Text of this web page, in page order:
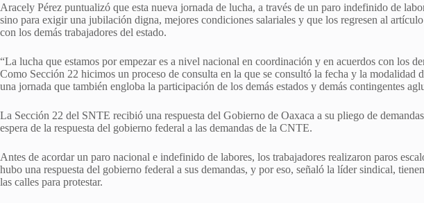
Aracely Pérez puntualizó que esta nueva jornada de lucha, a través de un paro indefinido de
sino para exigir una jubilación digna, mejores condiciones salariales y que los regresen al
con los demás trabajadores del estado.
“La lucha que estamos por empezar es a nivel nacional en coordinación y en acuerdos con los
Como Sección 22 hicimos un proceso de consulta en la que se consultó la fecha y la modalidad
una jornada que también engloba la participación de los demás estados y demás contingentes
La Sección 22 del SNTE recibió una respuesta del Gobierno de Oaxaca a su pliego de demandas
espera de la respuesta del gobierno federal a las demandas de la CNTE.
Antes de acordar un paro nacional e indefinido de labores, los trabajadores realizaron paros
hubo una respuesta del gobierno federal a sus demandas, y por eso, señaló la líder sindical,
las calles para protestar.